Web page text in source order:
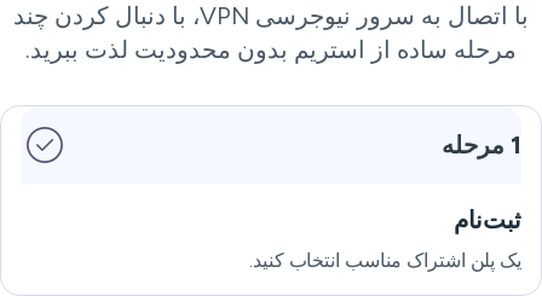
با اتصال به سرور نیوجرسی VPN، با دنبال کردن چند
مرحله ساده از استریم بدون محدودیت لذت ببرید.
ثبت‌نام
یک پلن اشتراک مناسب انتخاب کنید.